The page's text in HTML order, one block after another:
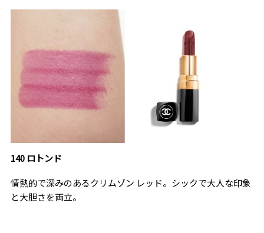
140 ロトンド
情熱的で深みのあるクリムゾン レッド。シックで大人な印象
と大胆さを両立。